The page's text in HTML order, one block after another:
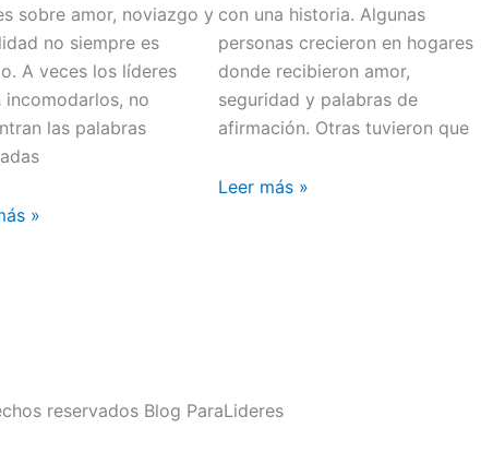
sobre amor, noviazgo y
no siempre es
A veces los líderes
incomodarlos, no
las palabras
»
con una historia. Algunas
personas crecieron en hogares
donde recibieron amor,
seguridad y palabras de
afirmación. Otras tuvieron que
Leer más »
reservados Blog ParaLideres